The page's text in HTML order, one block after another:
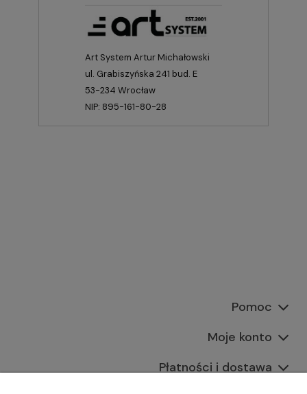
Art System Artur Michałowski
ul. Grabiszyńska 241 bud. E
53-234 Wrocław
NIP: 895-161-80-28
Pomoc
Moje konto
Płatności i dostawa